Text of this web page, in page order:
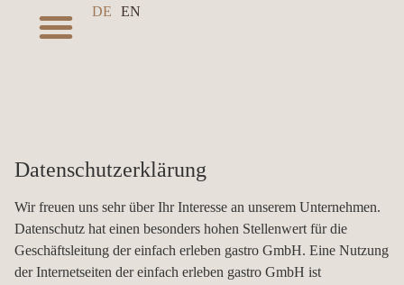
DE EN
Datenschutzerklärung
Wir freuen uns sehr über Ihr Interesse an unserem Unternehmen.
Datenschutz hat einen besonders hohen Stellenwert für die
Geschäftsleitung der einfach erleben gastro GmbH. Eine Nutzung
der Internetseiten der einfach erleben gastro GmbH ist